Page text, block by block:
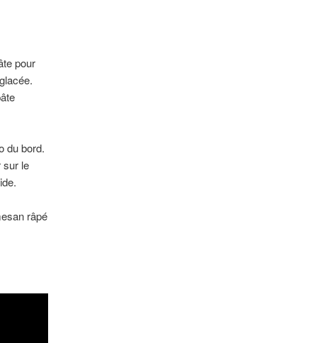
pour
du bord.
sur le
râpé